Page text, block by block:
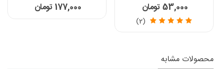
53,000 تومان
(2)
177,000 تومان
محصولات مشابه